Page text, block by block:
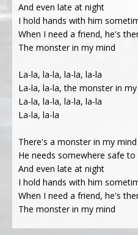
And even late at night
I hold hands with him
When I need a friend, he's
The monster in my mind
La-la, la-la, la-la, la-la
La-la, la-la, the monster in
La-la, la-la, la-la, la-la
La-la, la-la
There's a monster in my mind
He needs somewhere safe
And even late at night
I hold hands with him
When I need a friend, he's
The monster in my mind